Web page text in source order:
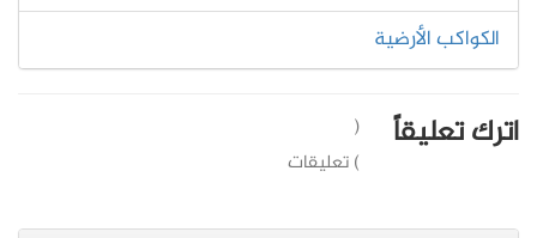
الكواكب الأرضية
اترك تعليقاً
(
) تعليقات